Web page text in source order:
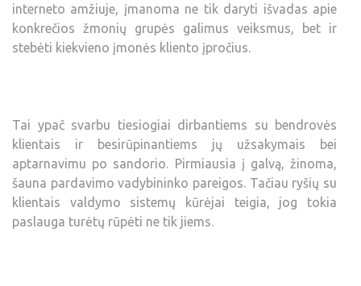
interneto amžiuje, įmanoma ne tik daryti išvadas apie
konkrečios žmonių grupės galimus veiksmus, bet ir
stebėti kiekvieno įmonės kliento įpročius.
Tai ypač svarbu tiesiogiai dirbantiems su bendrovės
klientais ir besirūpinantiems jų užsakymais bei
aptarnavimu po sandorio. Pirmiausia į galvą, žinoma,
šauna pardavimo vadybininko pareigos. Tačiau ryšių su
klientais valdymo sistemų kūrėjai teigia, jog tokia
paslauga turėtų rūpėti ne tik jiems.